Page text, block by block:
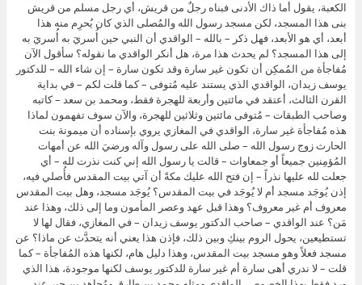
الكعبة، يقول أما ذاك الأدنى فبناه رجلٌ من قريش، أي رجل مسلم من قريش
بنى هذا المسجد، لكن مسجد رسول الله والمُصلى الذي كان يُحرِم منه هذا
أبعد، أي هو الأبعد، فهل ذكر – بالله – الواقدي أن النبي حين أُسريَ به أُسريَ به
إلى هذا المسجد؟ لم يحدث هذا مرة، هل أنكر الواقدي ما نقوله؟ سأقول الآن
مُفاجأة من المُمكِن أن تكون غير سارة وقد تكون سارة – إن شاء الله – للدكتور
يوسف زيدان، الواقدي الذي يستند عليه مُتوفى – كما قلت لكم – في بداية
القرن الثالث، أعتقد في مائتين وأربعة للهجرة فقط، ومحمد بن سعد – كاتبه
وصاحب الطبقات – مُتوفى مائتين وثلاثين للهجرة، والآن سوف تفهمون لماذا
هذه مُفاجأة غير سارة، الواقدي في المغازي يروي بإسناده أن ميمونة بنت
الحارث زوج رسول الله – صلى الله على رسول وآله ورضيَ الله عن أمهات
المُؤمِنين جميعاً أو جمعاوات – قالت يا رسول الله إني كنت نذرت لله – أي
جعلت لله عليها نذراً – إن فتح الله عليك مكةً أن آتي بيت المقدس فأُصلي فيه،
إذن يُوجَد مسجد أم لا يُوجَد في بيت المقدس؟ يُوجَد مسجد، وهل بيت المقدس
معروف أم غير معروف؟ وهذا قبل عهد وعصر المأمون وما إلى ذلك، وهذا عند
مَن؟ عند الواقدي – صاحب الدكتور يوسف زيدان – في المغازي، فقال لها لا
تستطيعين، يحول الروم بينكِ وبين ذلك، فإذن هذا يعني أنه يتحدَّث عن ماذا؟ عن
مسجد فعلاً وهو مسجد بيت المقدس، وهذا دليل هام، لكنها هذه المُفاجأة – كما
قلت – لا ندري أهى سارة أم غير سارة للدكتور يوسف لكنها موجودة، هذا الذي